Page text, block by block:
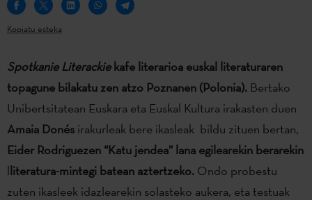
Kopiatu esteka
Spotkanie Literackiekafe literarioa euskal literaturaren
topagune bilakatu zen atzo Poznanen (Polonia). Bertako
Unibertsitatean Euskara eta Euskal Kultura irakasten duen
Amaia Donés irakurleak bere ikasleak bildu zituen bertan,
Eider Rodriguezen “Katu jendea” lana egilearekin berarekin
lliteratura-mintegi batean aztertzeko. Ondo probestu
zuten ikasleek idazlearekin solasteko aukera, eta testuak